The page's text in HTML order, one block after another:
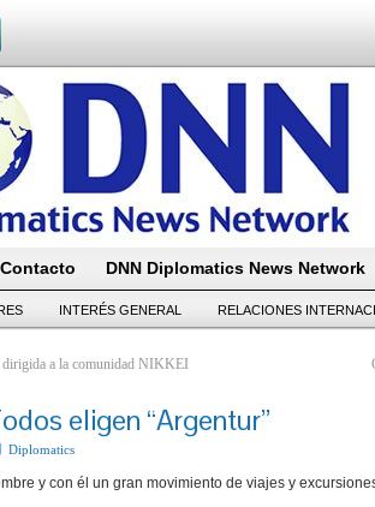
Contacto DNN Diplomatics News Network
INTERÉS GENERAL RELACIONES
dirigida a la comunidad NIKKEI
eligen “Argentur”
Diplomatics
y con él un gran movimiento de viajes y